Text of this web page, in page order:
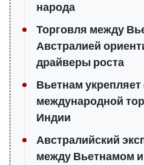
народа
Торговля между
Австралией
драйверы роста
Вьетнам
международной
Индии
Австралийский
между Вьетнамом